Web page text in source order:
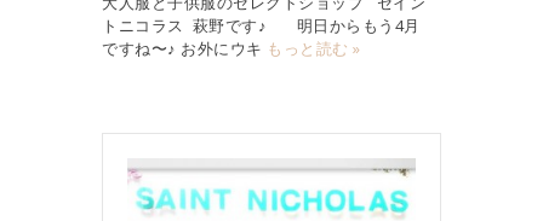
トニコラス 萩野です♪ 明日からもう4月
ですね〜♪ お外にウキ もっと読む »